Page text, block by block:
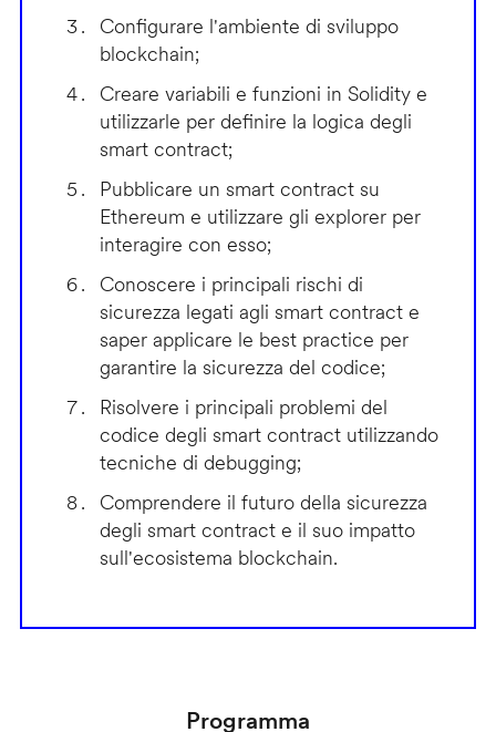
Configurare l'ambiente di sviluppo
blockchain;
Creare variabili e funzioni in Solidity e
utilizzarle per definire la logica degli
smart contract;
Pubblicare un smart contract su
Ethereum e utilizzare gli explorer per
interagire con esso;
Conoscere i principali rischi di
sicurezza legati agli smart contract e
saper applicare le best practice per
garantire la sicurezza del codice;
Risolvere i principali problemi del
codice degli smart contract utilizzando
tecniche di debugging;
Comprendere il futuro della sicurezza
degli smart contract e il suo impatto
sull'ecosistema blockchain.
Programma